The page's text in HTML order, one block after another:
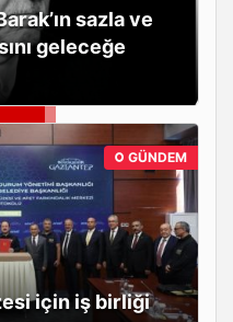
sazla ve
geleceğe
GÜNDEM
için iş birliği